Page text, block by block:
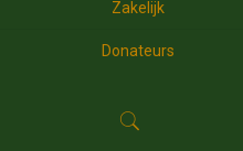
Zakelijk
Donateurs